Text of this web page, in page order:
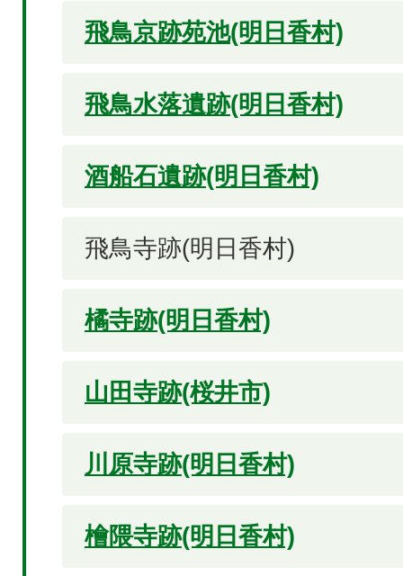
飛鳥京跡苑池(明日香村)
飛鳥水落遺跡(明日香村)
酒船石遺跡(明日香村)
飛鳥寺跡(明日香村)
橘寺跡(明日香村)
山田寺跡(桜井市)
川原寺跡(明日香村)
檜隈寺跡(明日香村)